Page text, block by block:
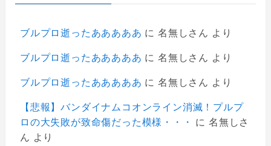
ブルプロ逝ったあああああ に 名無しさん より
ブルプロ逝ったあああああ に 名無しさん より
ブルプロ逝ったあああああ に 名無しさん より
【悲報】バンダイナムコオンライン消滅！プルプ
ロの大失敗が致命傷だった模様・・・
に 名無しさ
ん より